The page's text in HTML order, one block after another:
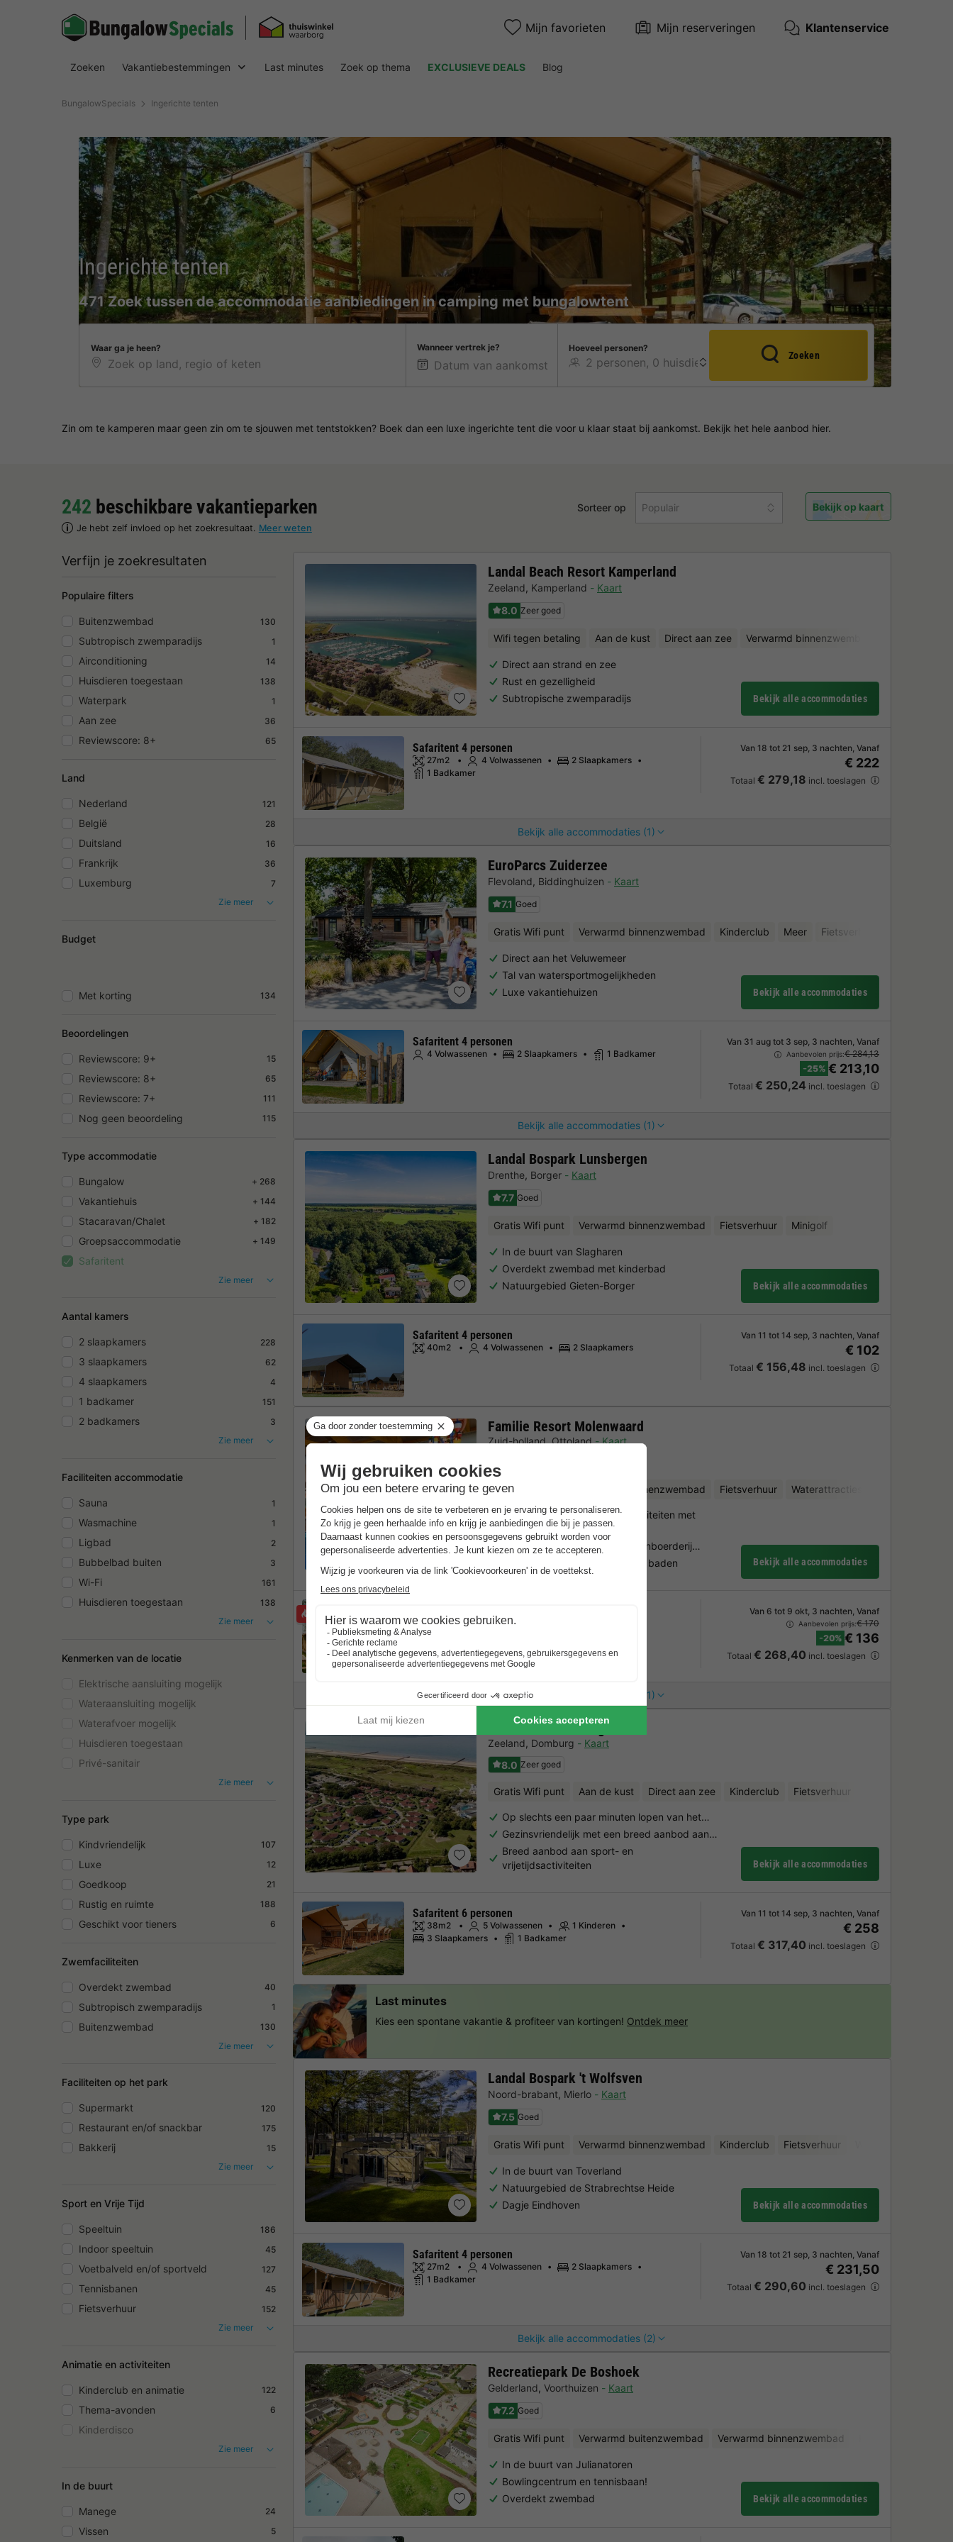
Mijn favorieten Mijn reserveringen Klantenservice
Zoeken Vakantiebestemmingen Last minutes Zoek op thema EXCLUSIEVE DEALS Blog
BungalowSpecials Ingerichte tenten
Ingerichte tenten
471 Zoek tussen de accommodatie aanbiedingen in camping met bungalowtent
Waar ga je heen? Wanneer vertrek je? Hoeveel personen?
Zoeken
Zin om te kamperen maar geen zin om te sjouwen met tentstokken? Boek dan een luxe ingerichte tent die voor u klaar staat bij aankomst. Bekijk het hele aanbod hier.
242 beschikbare vakantieparken
Je hebt zelf invloed op het zoekresultaat. Meer weten
Sorteer op Populair Bekijk op kaart
Verfijn je zoekresultaten
Populaire filters
Buitenzwembad 130
Subtropisch zwemparadijs 1
Airconditioning 14
Huisdieren toegestaan 138
Waterpark 1
Aan zee 36
Reviewscore: 8+ 65
Land
Nederland 121
België 28
Duitsland 16
Frankrijk 36
Luxemburg
7
Zie meer
Budget
Met korting 134
Beoordelingen
Reviewscore: 9+ 15
Reviewscore: 8+ 65
Reviewscore: 7+ 111
Nog geen beoordeling 115
Type accommodatie
Bungalow + 268
Vakantiehuis + 144
Stacaravan/Chalet + 182
Groepsaccommodatie + 149
Safaritent
Zie meer
Aantal kamers
2 slaapkamers 228
3 slaapkamers 62
4 slaapkamers 4
1 badkamer 151
2 badkamers
3
Zie meer
Faciliteiten accommodatie
Sauna 1
Wasmachine 1
Ligbad 2
Bubbelbad buiten 3
Wi-Fi 161
Huisdieren toegestaan
138
Zie meer
Kenmerken van de locatie
Elektrische aansluiting mogelijk
Wateraansluiting mogelijk
Waterafvoer mogelijk
Huisdieren toegestaan
Privé-sanitair
Zie meer
Type park
Kindvriendelijk 107
Luxe 12
Goedkoop 21
Rustig en ruimte 188
Geschikt voor tieners 6
Zwemfaciliteiten
Overdekt zwembad 40
Subtropisch zwemparadijs 1
Buitenzwembad
130
Zie meer
Faciliteiten op het park
Supermarkt 120
Restaurant en/of snackbar 175
Bakkerij
15
Zie meer
Sport en Vrije Tijd
Speeltuin 186
Indoor speeltuin 45
Voetbalveld en/of sportveld 127
Tennisbanen 45
Fietsverhuur
152
Zie meer
Animatie en activiteiten
Kinderclub en animatie 122
Thema-avonden 6
Kinderdisco
Zie meer
In de buurt
Manege 24
Vissen 5
Landal Beach Resort Kamperland
Zeeland, Kamperland
Kaart
8.0 Zeer goed
Wifi tegen betaling Aan de kust Direct aan zee Verwarmd binnenzwembad
Direct aan strand en zee
Rust en gezelligheid
Subtropische zwemparadijs
Bekijk alle accommodaties
Bekijk alle accommodaties (1)
Safaritent 4 personen
27m2 4 Volwassenen
2 Slaapkamers
1 Badkamer
Van 18 tot 21 sep, 3 nachten, Vanaf
€ 222
Totaal € 279,18 incl. toeslagen
EuroParcs Zuiderzee
Flevoland, Biddinghuizen
Kaart
7.1 Goed
Gratis Wifi punt Verwarmd binnenzwembad Kinderclub Meer Fietsverhuur
Direct aan het Veluwemeer
Tal van watersportmogelijkheden
Luxe vakantiehuizen
Bekijk alle accommodaties
Bekijk alle accommodaties (1)
Safaritent 4 personen
4 Volwassenen 2 Slaapkamers 1 Badkamer
Van 31 aug tot 3 sep, 3 nachten, Vanaf
Aanbevolen prijs:€ 284,13
-25% € 213,10
Totaal € 250,24 incl. toeslagen
Landal Bospark Lunsbergen
Drenthe, Borger
Kaart
7.7 Goed
Gratis Wifi punt Verwarmd binnenzwembad Fietsverhuur Minigolf
In de buurt van Slagharen
Overdekt zwembad met kinderbad
Natuurgebied Gieten-Borger
Bekijk alle accommodaties
Safaritent 4 personen
40m2 4 Volwassenen 2 Slaapkamers
Van 11 tot 14 sep, 3 nachten, Vanaf
€ 102
Totaal € 156,48 incl. toeslagen
Familie Resort Molenwaard
Zuid-holland,Ottoland
Kaart
Gratis Wifi punt Verwarmd binnenzwembad Fietsverhuur Waterattracties
Thema-accommodaties & activiteiten met
Fien…
Dagelijks toegang tot avonturenboerderij…
Zwembad met drie verwarmde baden
Bekijk alle accommodaties
Bekijk alle accommodaties (1)
Zuid-Nederland Sale
43,2m2 3 Volwassenen
2 Slaapkamers
Van 6 tot 9 okt, 3 nachten, Vanaf
Aanbevolen prijs:€ 170
-20% € 136
Totaal € 268,40 incl. toeslagen
Landal Hof Domburg
Zeeland, Domburg
Kaart
8.0 Zeer goed
Gratis Wifi punt Aan de kust Direct aan zee Kinderclub Fietsverhuur
Op slechts een paar minuten lopen van het…
Gezinsvriendelijk met een breed aanbod aan…
Breed aanbod aan sport- en
vrijetijdsactiviteiten
Bekijk alle accommodaties
Safaritent 6 personen
38m2 5 Volwassenen
1 Kinderen
3 Slaapkamers
1 Badkamer
Van 11 tot 14 sep, 3 nachten, Vanaf
€ 258
Totaal € 317,40 incl. toeslagen
Landal Bospark 't Wolfsven
Noord-brabant, Mierlo
Kaart
7.5 Goed
Gratis Wifi punt Verwarmd binnenzwembad Kinderclub Fietsverhuur
In de buurt van Toverland
Natuurgebied de Strabrechtse Heide
Dagje Eindhoven
Bekijk alle accommodaties
Bekijk alle accommodaties (2)
Safaritent 4 personen
27m2 4 Volwassenen
2 Slaapkamers
1 Badkamer
Van 18 tot 21 sep, 3 nachten, Vanaf
€ 231,50
Totaal € 290,60 incl. toeslagen
Recreatiepark De Boshoek
Gelderland, Voorthuizen
Kaart
7.2 Goed
Gratis Wifi punt Verwarmd buitenzwembad Verwarmd binnenzwembad
In de buurt van Julianatoren
Bowlingcentrum en tennisbaan!
Overdekt zwembad
Bekijk alle accommodaties
Last minutes
Kies een spontane vakantie & profiteer van kortingen! Ontdek meer